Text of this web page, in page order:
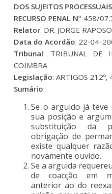
DOS SUJEITOS PROCESSUAIS
RECURSO PENAL Nº 458/
Relator: DR. JORGE RAPOSO
Data do Acordão: 22-04-
Tribunal: TRIBUNAL DE
COIMBRA
Legislação: ARTIGOS 212º,
Sumário:
Se o arguido já
sua posição e
substituição da
obrigação de
existe qualquer
novamente ouvido.
Se a arguida
de coacção em
anterior ao do